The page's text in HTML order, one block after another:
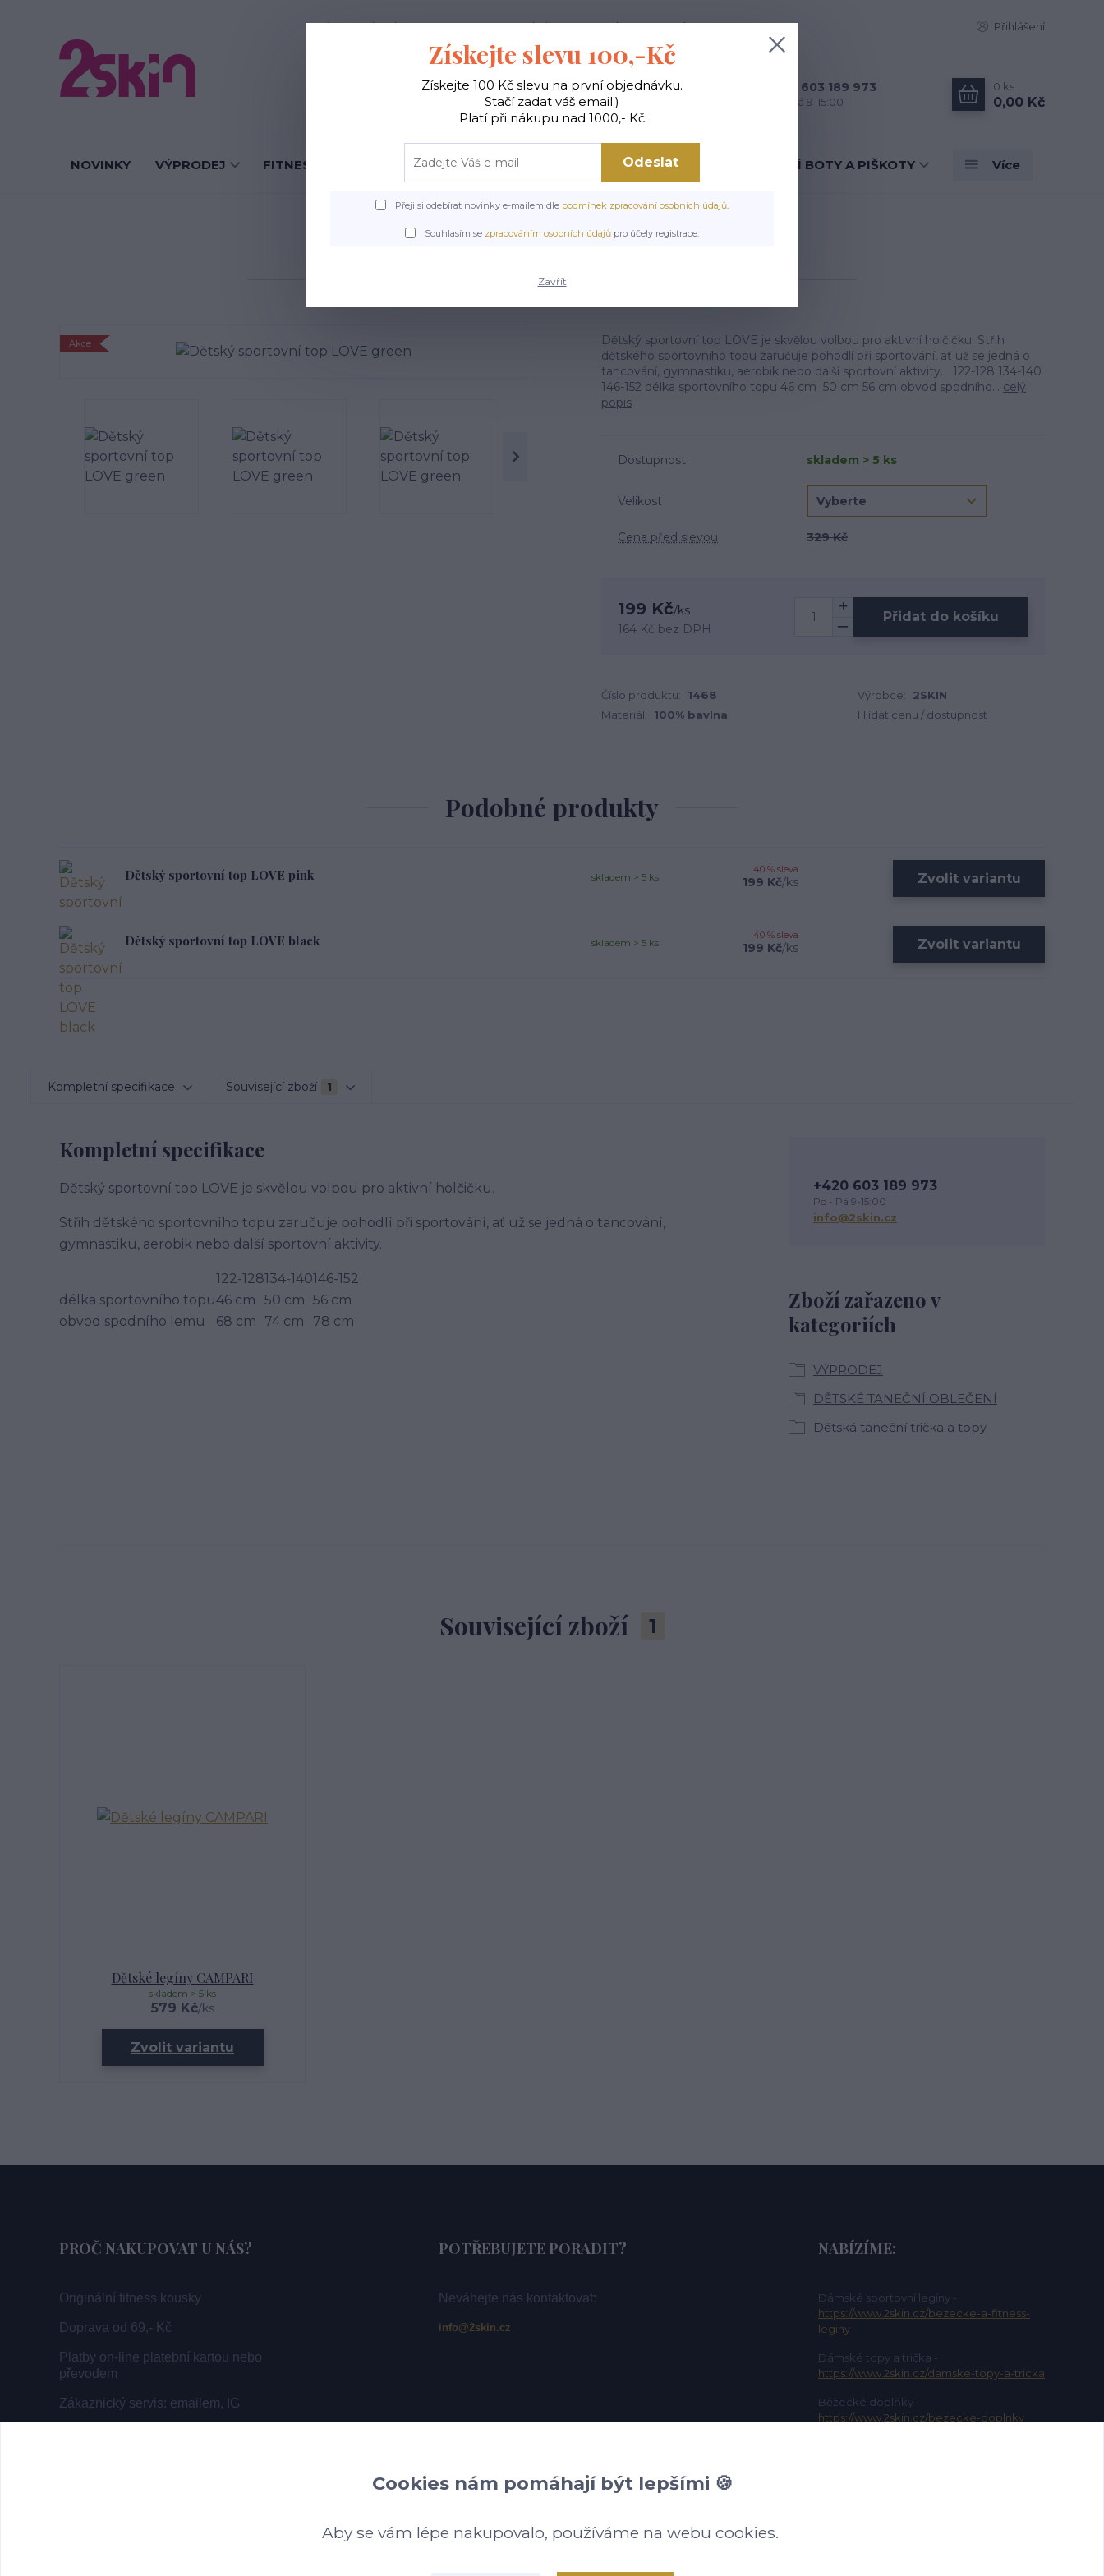
O nás Jak nakupovat Doprava a platba Kontakty Více Přihlášení
Hledat +420 603 189 973
Po - Pá 9-15:00
0 ks
0,00 Kč
NOVINKY VÝPRODEJ FITNESS LEGÍNY TOPY A TRIČKA SPORTOVNÍ PODPRSENKY TANEČNÍ BOTY A PIŠKOTY Více
DĚTSKÉ TANEČNÍ OBLEČENÍ Dětský sportovní top LOVE green
Dětský sportovní top LOVE green
Akce
Dětský sportovní top LOVE je skvělou volbou pro aktivní holčičku. Střih
dětského sportovního topu zaručuje pohodlí při sportování, ať už se jedná o
tancování, gymnastiku, aerobik nebo další sportovní aktivity. 122-128 134-140
146-152 délka sportovního topu 46 cm 50 cm 56 cm obvod spodního... celý
popis
Dostupnost skladem > 5 ks
Velikost
Cena před slevou 329 Kč
199 Kč/ks
164 Kč bez DPH
Přidat do košíku
Číslo produktu: 1468 Výrobce:
2SKIN
Materiál:
100% bavlna Hlídat cenu / dostupnost
Podobné produkty
Dětský sportovní top LOVE pink 40 % sleva
199 Kč/ks
skladem > 5 ks Zvolit variantu
Dětský sportovní top LOVE black 40 % sleva
199 Kč/ks
skladem > 5 ks Zvolit variantu
Kompletní specifikace Související zboží 1
Kompletní specifikace
Dětský sportovní top LOVE je skvělou volbou pro aktivní holčičku.
Střih dětského sportovního topu zaručuje pohodlí při sportování, ať už se jedná o tancování,
gymnastiku, aerobik nebo další sportovní aktivity.
122-128134-140146-152
délka sportovního topu46 cm 50 cm 56 cm
obvod spodního lemu
68 cm 74 cm 78 cm
Zboží zařazeno v
kategoriích
VÝPRODEJ
DĚTSKÉ TANEČNÍ OBLEČENÍ
Dětská taneční trička a topy
+420 603 189 973
Po - Pá 9-15:00
info@2skin.cz
Související zboží 1
Dětské legíny CAMPARI
579 Kč/ks
skladem > 5 ks
Zvolit variantu
PROČ NAKUPOVAT U NÁS?
Originální fitness kousky
Doprava od 69,- Kč
Platby on-line platební kartou nebo
převodem
Zákaznický servis: emailem, IG
POTŘEBUJETE PORADIT?
Neváhejte nás kontaktovat:
info@2skin.cz
NABÍZÍME:
Dámské sportovní legíny -
https://www.2skin.cz/bezecke-a-fitness-
leginy
Dámské topy a trička -
https://www.2skin.cz/damske-topy-a-tricka
Běžecké doplňky -
https://www.2skin.cz/bezecke-doplnky
Získejte slevu 100,-Kč
Získejte 100 Kč slevu na první objednávku.
Stačí zadat váš email;)
Platí při nákupu nad 1000,- Kč
Odeslat
Přeji si odebírat novinky e-mailem dle podmínek zpracování osobních údajů.
Souhlasím se zpracováním osobních údajů pro účely registrace.
Zavřít
Cookies nám pomáhají být lepšími 🍪
Aby se vám lépe nakupovalo, používáme na webu cookies.